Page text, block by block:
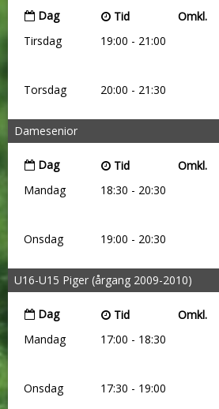
Dag Tid Omkl.
Tirsdag
19:00 - 21:00
Torsdag
20:00 - 21:30
Damesenior
Dag Tid Omkl.
Mandag
18:30 - 20:30
Onsdag
19:00 - 20:30
U16-U15 Piger (årgang 2009-2010)
Dag Tid Omkl.
Mandag
17:00 - 18:30
Onsdag
17:30 - 19:00